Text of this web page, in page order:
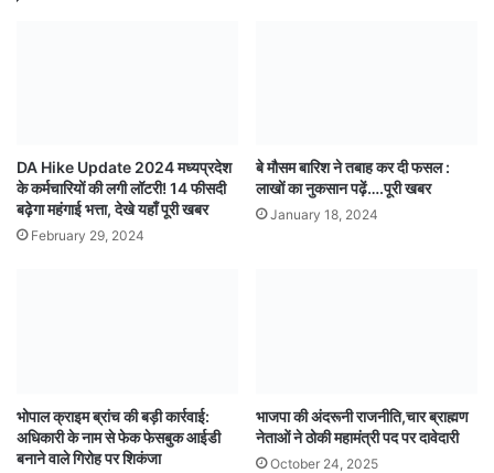
DA Hike Update 2024 मध्यप्रदेश
के कर्मचारियों की लगी लॉटरी! 14 फीसदी
बढ़ेगा महंगाई भत्ता, देखे यहाँ पूरी खबर
February 29, 2024
बे मौसम बारिश ने तबाह कर दी फसल :
लाखों का नुकसान पढ़ें….पूरी खबर
January 18, 2024
भोपाल क्राइम ब्रांच की बड़ी कार्रवाई:
अधिकारी के नाम से फेक फेसबुक आईडी
बनाने वाले गिरोह पर शिकंजा
भाजपा की अंदरूनी राजनीति,चार ब्राह्मण
नेताओं ने ठोकी महामंत्री पद पर दावेदारी
October 24, 2025